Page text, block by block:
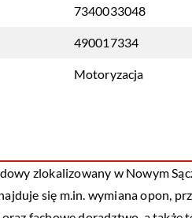
7340033048
490017334
Motoryzacja
zlokalizowany w Nowym
się m.in. wymiana opon,